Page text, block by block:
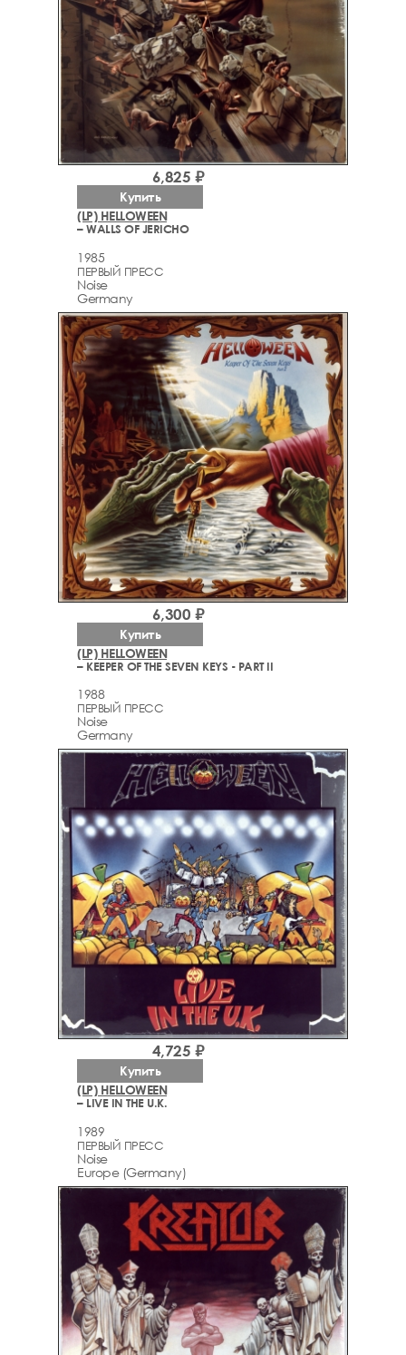
(LP) HELLOWEEN
– WALLS OF JERICHO
1985
ПЕРВЫЙ ПРЕСС
Noise
Germany
6,825 ₽
Купить
(LP) HELLOWEEN
– KEEPER OF THE SEVEN KEYS - PART II
1988
ПЕРВЫЙ ПРЕСС
Noise
Germany
6,300 ₽
Купить
(LP) HELLOWEEN
– LIVE IN THE U.K.
1989
ПЕРВЫЙ ПРЕСС
Noise
Europe (Germany)
4,725 ₽
Купить